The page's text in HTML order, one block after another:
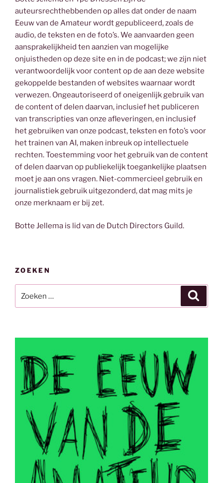
auteursrechthebbenden op alles dat onder de naam
Eeuw van de Amateur wordt gepubliceerd, zoals de
audio, de teksten en de foto’s. We aanvaarden geen
aansprakelijkheid ten aanzien van mogelijke
onjuistheden op deze site en in de podcast; we zijn niet
verantwoordelijk voor content op de aan deze website
gekoppelde bestanden of websites waarnaar wordt
verwezen. Ongeautoriseerd of oneigenlijk gebruik van
de content of delen daarvan, inclusief het publiceren
van transcripties van onze afleveringen, en inclusief
het gebruiken van onze podcast, teksten en foto’s voor
het trainen van AI, maken inbreuk op intellectuele
rechten. Toestemming voor het gebruik van de content
of delen daarvan op publiekelijk toegankelijke plaatsen
moet je aan ons vragen. Niet-commercieel gebruik en
journalistiek gebruik uitgezonderd, dat mag mits je
onze merknaam er bij zet.
Botte Jellema is lid van de Dutch Directors Guild.
ZOEKEN
naar: